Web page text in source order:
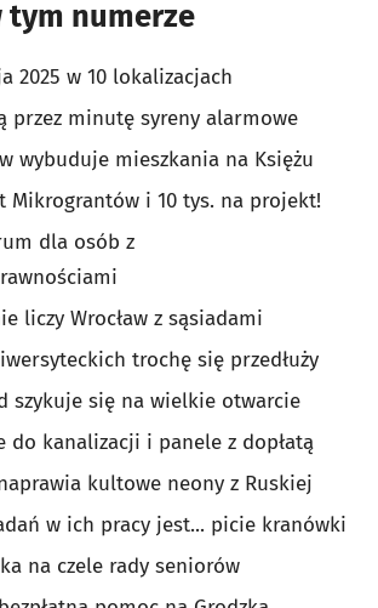
tym numerze
2025 w 10 lokalizacjach
przez minutę syreny alarmowe
wybuduje mieszkania na Księżu
Mikrograntów i 10 tys. na projekt!
dla osób z
liczy Wrocław z sąsiadami
trochę się przedłuży
szykuje się na wielkie otwarcie
do kanalizacji i panele z dopłatą
kultowe neony z Ruskiej
w ich pracy jest... picie kranówki
na czele rady seniorów